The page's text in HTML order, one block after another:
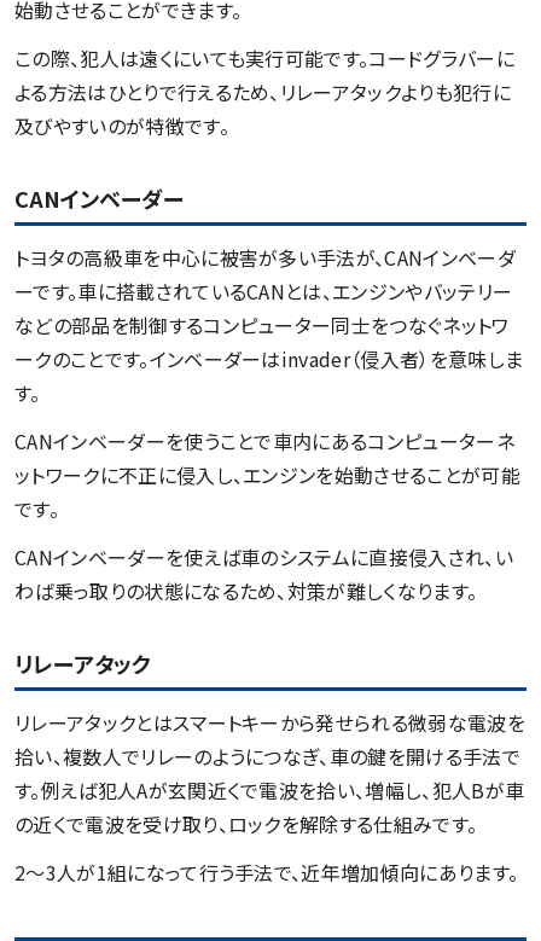
始動させることができます。
この際、犯人は遠くにいても実行可能です。コードグラバーに
よる方法はひとりで行えるため、リレーアタックよりも犯行に
及びやすいのが特徴です。
CANインベーダー
トヨタの高級車を中心に被害が多い手法が、CANインベーダ
ーです。車に搭載されているCANとは、エンジンやバッテリー
などの部品を制御するコンピューター同士をつなぐネットワ
ークのことです。インベーダーはinvader（侵入者）を意味しま
す。
CANインベーダーを使うことで車内にあるコンピューターネ
ットワークに不正に侵入し、エンジンを始動させることが可能
です。
CANインベーダーを使えば車のシステムに直接侵入され、い
わば乗っ取りの状態になるため、対策が難しくなります。
リレーアタック
リレーアタックとはスマートキーから発せられる微弱な電波を
拾い、複数人でリレーのようにつなぎ、車の鍵を開ける手法で
す。例えば犯人Aが玄関近くで電波を拾い、増幅し、犯人Bが車
の近くで電波を受け取り、ロックを解除する仕組みです。
2～3人が1組になって行う手法で、近年増加傾向にあります。